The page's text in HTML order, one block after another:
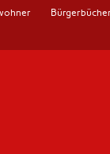
Bürgerbücher